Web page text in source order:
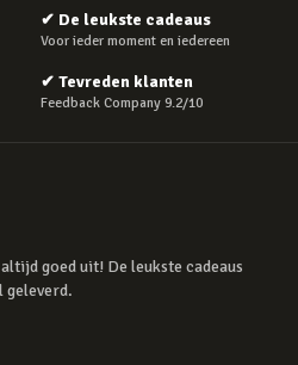
✔ De leukste cadeaus
Voor ieder moment en iedereen
✔ Tevreden klanten
Feedback Company 9.2/10
goed uit! De leukste cadeaus
geleverd.